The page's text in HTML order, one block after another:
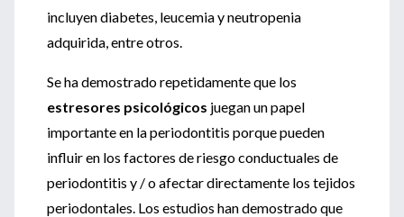
incluyen diabetes, leucemia y neutropenia
adquirida, entre otros.
Se ha demostrado repetidamente que los
estresores psicológicos juegan un papel
importante en la periodontitis porque pueden
influir en los factores de riesgo conductuales de
periodontitis y / o afectar directamente los tejidos
periodontales. Los estudios han demostrado que